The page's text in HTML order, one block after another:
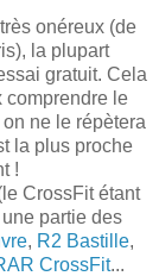
onéreux (de
la plupart
gratuit. Cela
comprendre le
ne le répètera
la plus proche
!
CrossFit étant
partie des
, R2 Bastille,
CrossFit...